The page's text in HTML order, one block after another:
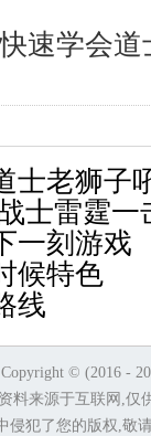
速学会
士老狮子
士雷霆一
一刻游戏
候特色
线
Copyright © (2016 -
料来源于互联网,仅
侵犯了您的版权,敬